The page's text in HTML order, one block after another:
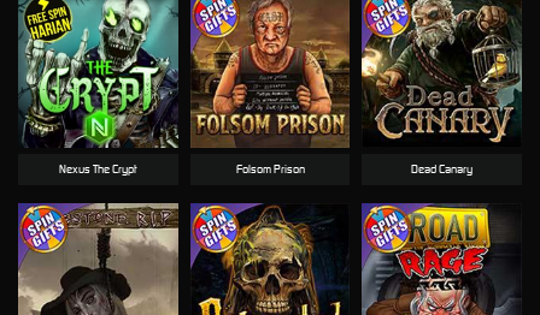
Nexus The Crypt Folsom Prison Dead Canary